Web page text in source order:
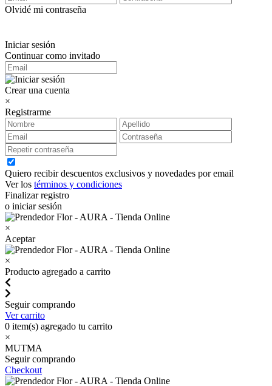
Olvidé mi contraseña
Iniciar sesión
Continuar como invitado
Crear una cuenta
×
Registrarme
Quiero recibir descuentos exclusivos y novedades por email
Ver los términos y condiciones
Finalizar registro
o iniciar sesión
×
Aceptar
×
Producto agregado a carrito
Seguir comprando
Ver carrito
0 item(s) agregado tu carrito
×
MUTMA
Seguir comprando
Checkout